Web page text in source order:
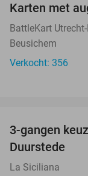
Karten met
BattleKart
Beusichem
Verkocht: 356
3-gangen
Duurstede
La Siciliana